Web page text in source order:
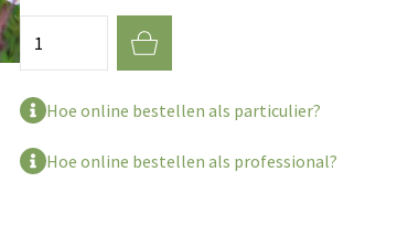
Hoe online bestellen als particulier?
Hoe online bestellen als professional?